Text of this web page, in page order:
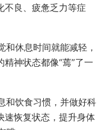
不良、疲惫乏力等症
休息时间就能减轻，
神状态都像“蔫”了一
和饮食习惯，并做好科
速恢复状态，提升身体
感！
式